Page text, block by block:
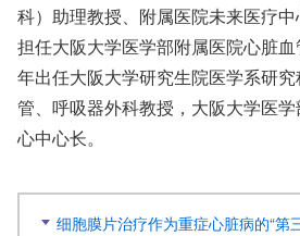
科）助理教授、附属医院未来医疗
担任大阪大学医学部附属医院心脏
年出任大阪大学研究生院医学系研
管、呼吸器外科教授，大阪大学医
心中心长。
细胞膜片治疗作为重症心脏病的“第